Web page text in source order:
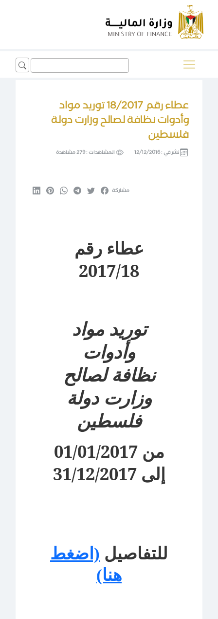
Search
for:
عطاء رقم 18/2017 توريد مواد
وأدوات نظافة لصالح وزارت دولة
فلسطين
نشر في :12/12/2016 المشاهدات :279 مشاهدة
مشاركة
عطاء رقم
18
/
2017
توريد مواد
وأدوات
نظافةلصالح
وزارت دولة
فلسطين
من 01/01/2017
إلى 31/12/2017
للتفاصيل (اضغط
هنا)